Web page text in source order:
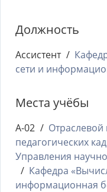
Должность
Ассистент
сети и
Места учёбы
А-02
Отраслевой
педагогических
Управления
Кафедра
информационная